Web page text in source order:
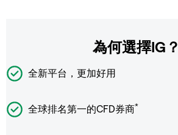
為何選擇IG？
全新平台，更加好用
全球排名第一的CFD券商*